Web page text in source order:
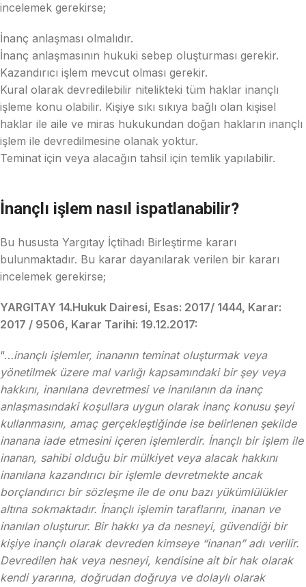
incelemek gerekirse;
İnanç anlaşması olmalıdır.
İnanç anlaşmasının hukuki sebep oluşturması gerekir.
Kazandırıcı işlem mevcut olması gerekir.
Kural olarak devredilebilir nitelikteki tüm haklar inançlı
işleme konu olabilir. Kişiye sıkı sıkıya bağlı olan kişisel
haklar ile aile ve miras hukukundan doğan hakların inançlı
işlem ile devredilmesine olanak yoktur.
Teminat için veya alacağın tahsil için temlik yapılabilir.
İnançlı işlem nasıl ispatlanabilir?
Bu hususta Yargıtay İçtihadı Birleştirme kararı
bulunmaktadır. Bu karar dayanılarak verilen bir kararı
incelemek gerekirse;
YARGITAY 14.Hukuk Dairesi, Esas: 2017/ 1444, Karar:
2017 / 9506, Karar Tarihi: 19.12.2017:
“…inançlı işlemler, inananın teminat oluşturmak veya
yönetilmek üzere mal varlığı kapsamındaki bir şey veya
hakkını, inanılana devretmesi ve inanılanın da inanç
anlaşmasındaki koşullara uygun olarak inanç konusu şeyi
kullanmasını, amaç gerçekleştiğinde ise belirlenen şekilde
inanana iade etmesini içeren işlemlerdir. İnançlı bir işlem ile
inanan, sahibi olduğu bir mülkiyet veya alacak hakkını
inanılana kazandırıcı bir işlemle devretmekte ancak
borçlandırıcı bir sözleşme ile de onu bazı yükümlülükler
altına sokmaktadır. İnançlı işlemin taraflarını, inanan ve
inanılan oluşturur. Bir hakkı ya da nesneyi, güvendiği bir
kişiye inançlı olarak devreden kimseye “inanan” adı verilir.
Devredilen hak veya nesneyi, kendisine ait bir hak olarak
kendi yararına, doğrudan doğruya ve dolaylı olarak